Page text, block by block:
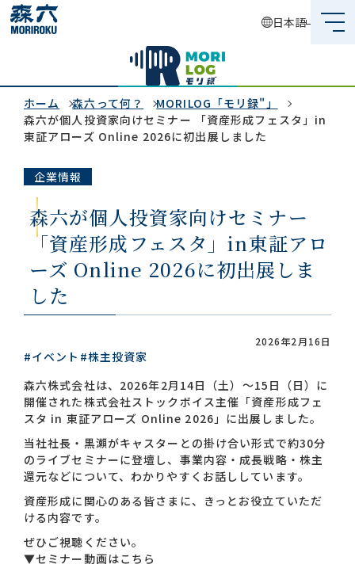
日本語
企業情報
事業内容
サステナビリティ
投資家情報
採用情報
お問い合わせ一覧
おすすめキーワード
ホーム 森六って何？
MORILOG「モリ録"」
森六が個人投資家向けセミナー 「資産形成フェスタ」in
東証アローズ Online 2026に初出展しました
企業情報
森六が個人投資家向けセミナー
「資産形成フェスタ」in東証アロ
ーズ Online 2026に初出展しま
した
2026年2月16日
#イベント #株主投資家
森六株式会社は、2026年2月14日（土）〜15日（日）に
開催された株式会社ストックボイス主催「資産形成フェ
スタ in 東証アローズ Online 2026」に出展しました。
当社社長・黒瀨がキャスターとの掛け合い形式で約30分
のライブセミナーに登壇し、事業内容・成長戦略・株主
還元などについて、わかりやすくお話ししています。
資産形成に関心のある皆さまに、きっとお役立ていただ
ける内容です。
ぜひご視聴ください。
▼セミナー動画はこちら